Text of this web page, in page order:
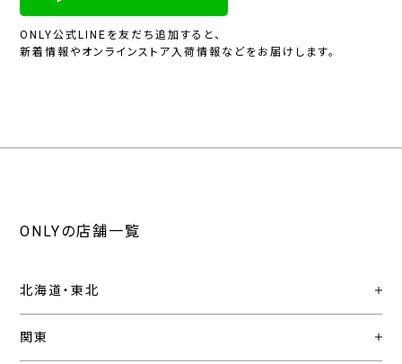
ONLY公式LINEを友だち追加すると、
新着情報やオンラインストア入荷情報などをお届けします。
ONLYの店舗一覧
北海道・東北
関東